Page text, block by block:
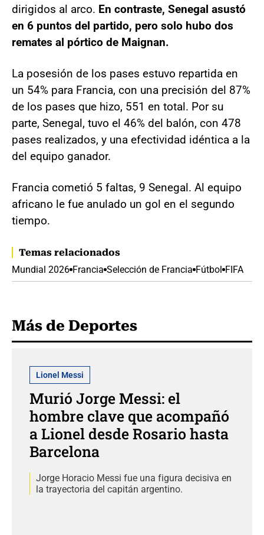
dirigidos al arco. En contraste, Senegal asustó
en 6 puntos del partido, pero solo hubo dos
remates al pórtico de Maignan.
La posesión de los pases estuvo repartida en
un 54% para Francia, con una precisión del 87%
de los pases que hizo, 551 en total. Por su
parte, Senegal, tuvo el 46% del balón, con 478
pases realizados, y una efectividad idéntica a la
del equipo ganador.
Francia cometió 5 faltas, 9 Senegal. Al equipo
africano le fue anulado un gol en el segundo
tiempo.
Temas relacionados
Mundial 2026 Francia Selección de Francia Fútbol FIFA
Más de Deportes
Lionel Messi
Murió Jorge Messi: el
hombre clave que acompañó
a Lionel desde Rosario hasta
Barcelona
Jorge Horacio Messi fue una figura decisiva en
la trayectoria del capitán argentino.